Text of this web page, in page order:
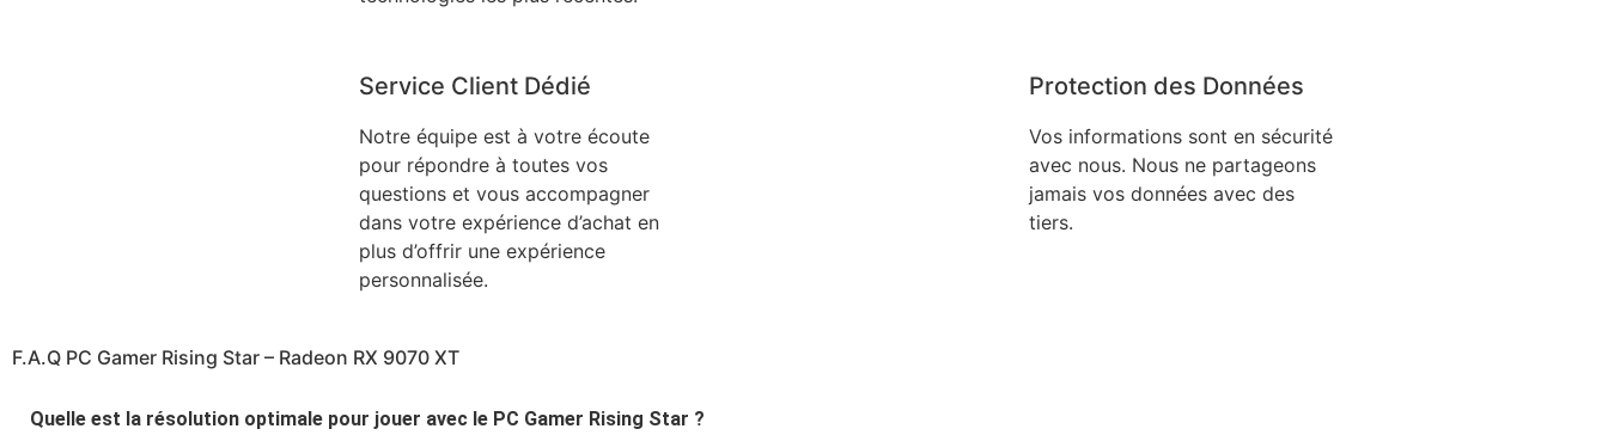
Service Client Dédié
Notre équipe est à votre écoute
pour répondre à toutes vos
questions et vous accompagner
dans votre expérience d’achat en
plus d’offrir une expérience
personnalisée.
Protection des Données
Vos informations sont en sécurité
avec nous. Nous ne partageons
jamais vos données avec des
tiers.
F.A.Q PC Gamer Rising Star – Radeon RX 9070 XT
Quelle est la résolution optimale pour jouer avec le PC Gamer Rising Star ?